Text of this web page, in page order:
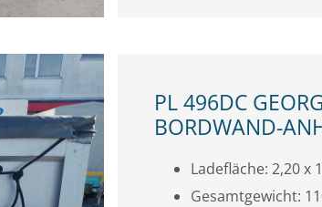
PL 496DC
BORDWAND-
Ladefläche: 2,20 x
Gesamtgewicht: